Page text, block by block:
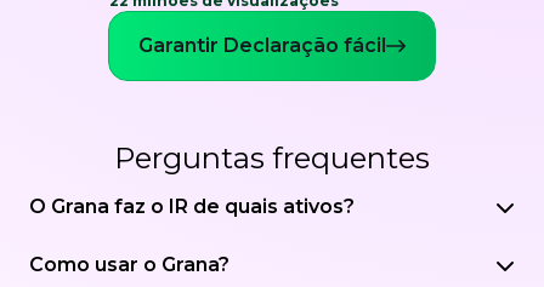
Garantir Declaração fácil
Perguntas frequentes
O Grana faz o IR de quais ativos?
Como usar o Grana?